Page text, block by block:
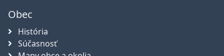
Obec
História
Súčasnosť